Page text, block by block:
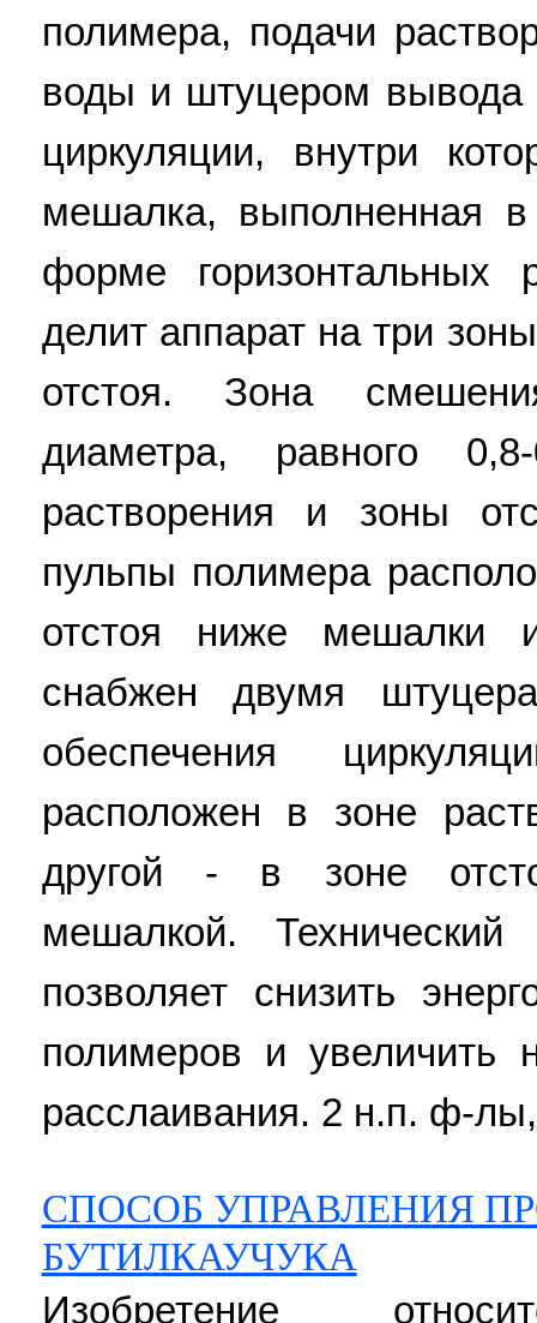
полимера, подачи
воды и штуцером вывода
циркуляции, внутри
мешалка, выполненная
форме горизонтальных
делит аппарат на три
отстоя. Зона
диаметра, равного
растворения и зоны
пульпы полимера
отстоя ниже мешалки
снабжен двумя
обеспечения
расположен в зоне
другой - в зоне
мешалкой. Технический
позволяет снизить
полимеров и увеличить
расслаивания. 2 н.п. ф-
СПОСОБ УПРАВЛЕНИЯ
БУТИЛКАУЧУКА
Изобретение